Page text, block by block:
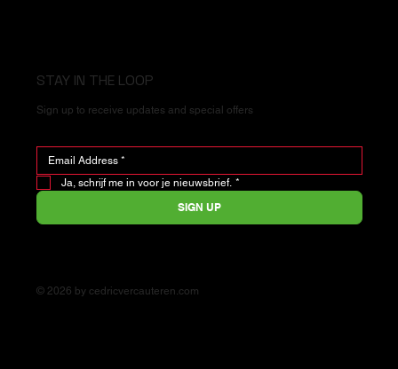
STAY IN THE LOOP
Sign up to receive updates and special offers
Ja, schrijf me in voor je nieuwsbrief. *
SIGN UP
© 2026 by cedricvercauteren.com